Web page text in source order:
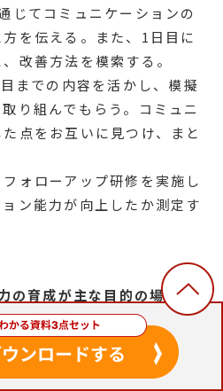
じてコミュニケーションの
を伝える。また、1日目に
改善方法を模索する。
までの内容を活かし、模擬
り組んでもらう。コミュニ
点をお互いに見つけ、まと
ォローアップ研修を実施し
ン能力が向上したか測定す
の育成が主な目的の場合、
コミュニケーションの課題
す。その後は演習を通じ
を改善していくとよいでし